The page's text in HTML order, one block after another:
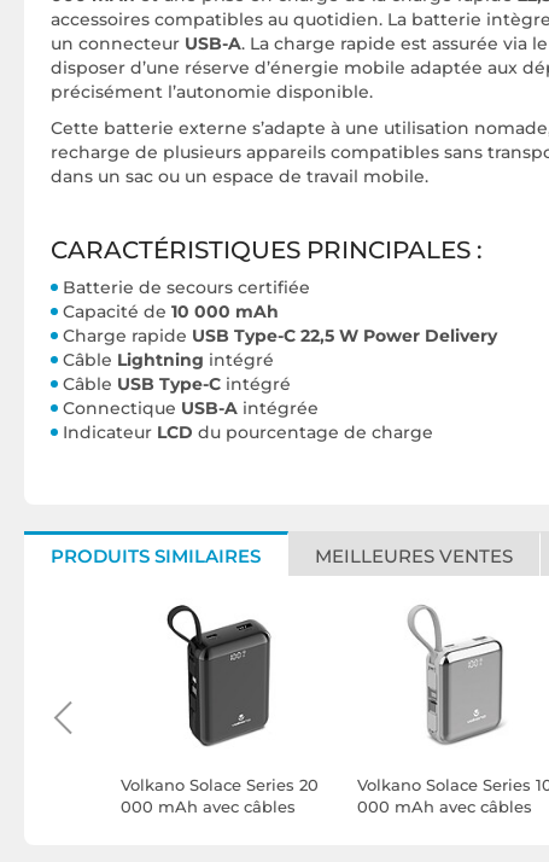
accessoires compatibles au quotidien. La batterie
un connecteur USB-A. La charge rapide est assurée via
disposer d’une réserve d’énergie mobile adaptée aux
précisément l’autonomie disponible.
Cette batterie externe s’adapte à une utilisation
recharge de plusieurs appareils compatibles sans
dans un sac ou un espace de travail mobile.
CARACTÉRISTIQUES PRINCIPALES :
Batterie de secours certifiée
Capacité de 10 000 mAh
Charge rapide USB Type-C 22,5 W Power Delivery
Câble Lightning intégré
Câble USB Type-C intégré
Connectique USB-A intégrée
Indicateur LCD du pourcentage de charge
PRODUITS SIMILAIRES MEILLEURES VENTES
Volkano Solace Series 20
000 mAh avec câbles
Volkano Solace Series
000 mAh avec câbles